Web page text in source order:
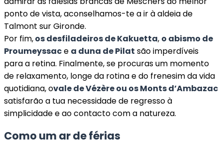
ponto de vista, aconselhamos-te a ir à aldeia de
Talmont sur Gironde.
Por fim,os desfiladeiros de Kakuetta, o abismo de
Proumeyssace a duna de Pilat são imperdíveis
para a retina. Finalmente, se procuras um momento
de relaxamento, longe da rotina e do frenesim da vida
quotidiana, ovale de Vézère ou os Monts d’Ambazac
satisfarão a tua necessidade de regresso à
simplicidade e ao contacto com a natureza.
Como um ar de férias